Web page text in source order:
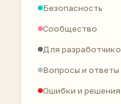
Безопасность
Сообщество
Для
Вопросы и ответы
Ошибки и решения